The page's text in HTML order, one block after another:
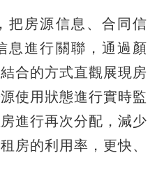
房源信息、合同信
息進行關聯，通過顏
合的方式直觀展現房
使用狀態進行實時監
進行再次分配，減少
房的利用率，更快、